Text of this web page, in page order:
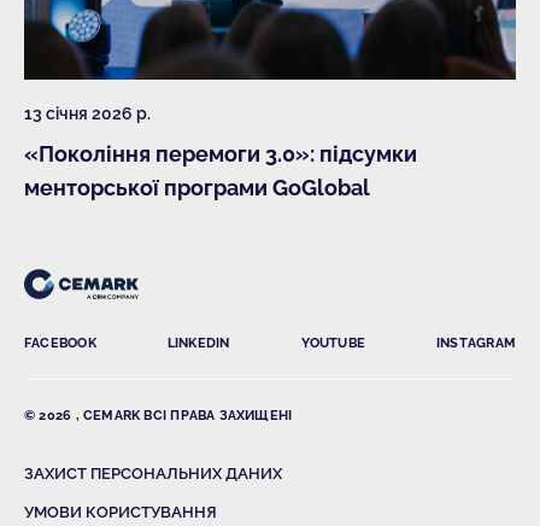
13 січня 2026 р.
«Покоління перемоги 3.0»: підсумки
менторської програми GoGlobal
FACEBOOK LINKEDIN YOUTUBE INSTAGRAM
© 2026 , CEMARK ВСІ ПРАВА ЗАХИЩЕНІ
ЗАХИСТ ПЕРСОНАЛЬНИХ ДАНИХ
УМОВИ КОРИСТУВАННЯ